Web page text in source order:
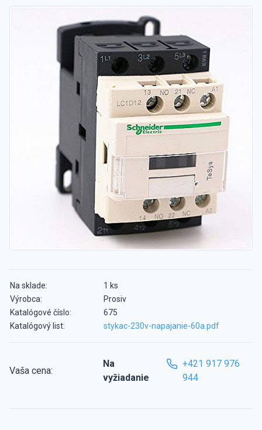
Na sklade:
1 ks
Výrobca:
Prosiv
Katalógové číslo:
675
Katalógový list:
stykac-230v-napajanie-60a.pdf
Vaša cena:
Na
vyžiadanie
+421 917 976
944